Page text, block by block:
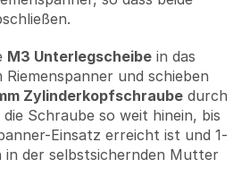
M3 Unterlegscheibe in das
und schieben
Zylinderkopfschraube durch
Schraube so weit hinein, bis
Einsatz erreicht ist und 1-
in der selbstsichernden Mutter